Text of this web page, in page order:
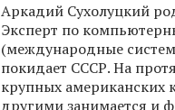
Аркадий Сухолуцкий
Эксперт по
(международные
покидает СССР. На
крупных американских
другими занимается и